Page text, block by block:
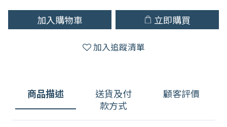
加入購物車 立即購買
加入追蹤清單
商品描述
送貨及付
款方式
顧客評價